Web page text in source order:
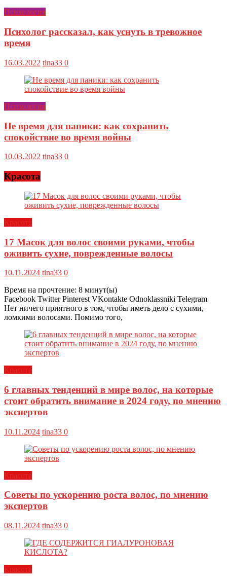
Психология
Психолог рассказал, как уснуть в тревожное
время
16.03.2022 tina33 0
Психология
Не время для паники: как сохранить
спокойствие во время войны
10.03.2022 tina33 0
Красота
Красота
17 Масок для волос своими руками, чтобы
оживить сухие, поврежденные волосы
10.11.2024 tina33 0
Время на прочтение: 8 минут(ы)
Facebook Twitter Pinterest VKontakte Odnoklassniki Telegram
Нет ничего приятного в том, чтобы иметь дело с сухими,
ломкими волосами. Помимо того,
Красота
6 главных тенденций в мире волос, на которые
стоит обратить внимание в 2024 году, по мнению
экспертов
10.11.2024 tina33 0
Красота
Советы по ускорению роста волос, по мнению
экспертов
08.11.2024 tina33 0
Красота